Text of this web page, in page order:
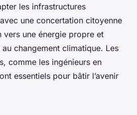
les infrastructures
une concertation citoyenne
vers une énergie propre et
changement climatique. Les
comme les ingénieurs en
essentiels pour bâtir l’avenir